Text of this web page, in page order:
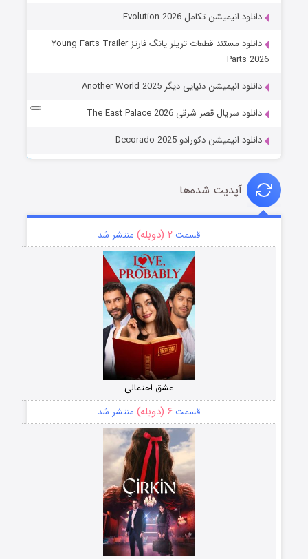
دانلود انیمیشن تکامل Evolution 2026
دانلود مستند قطعات تریلر یانگ فارتز Young Farts Trailer
Parts 2026
دانلود انیمیشن دنیایی دیگر Another World 2025
دانلود سریال قصر شرقی The East Palace 2026
دانلود انیمیشن دکورادو Decorado 2025
آپدیت شده‌ها
قسمت ۲ (دوبله) منتشر شد
عشق احتمالی
قسمت ۶ (دوبله) منتشر شد